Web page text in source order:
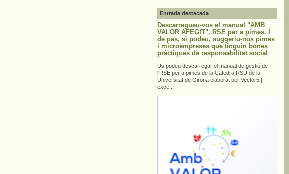
Entrada destacada
Descarregueu-vos el manual "AMB
VALOR AFEGIT". RSE per a pimes. I
de pas, si podeu, suggeriu-nos pimes
i microempreses que tinguin bones
pràctiques de responsabilitat social
Us podeu descarregar el manual de gestió de
l'RSE per a pimes de la Càtedra RSU de la
Universitat de Girona elaborat per Vector5 |
exce...